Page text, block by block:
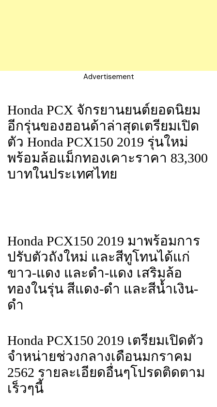
Advertisement
Honda PCX จักรยานยนต์ยอดนิยม
อีกรุ่นของฮอนด้าล่าสุดเตรียมเปิด
ตัว Honda PCX150 2019 รุ่นใหม่
พร้อมล้อแม็กทองเคาะราคา 83,300
บาทในประเทศไทย
Honda PCX150 2019 มาพร้อมการ
ปรับตัวถังใหม่ และสีทูโทนได้แก่
ขาว-แดง และดำ-แดง เสริมล้อ
ทองในรุ่น สีแดง-ดำ และสีน้ำเงิน-
ดำ
Honda PCX150 2019 เตรียมเปิดตัว
จำหน่ายช่วงกลางเดือนมกราคม
2562 รายละเอียดอื่นๆโปรดติดตาม
เร็วๆนี้